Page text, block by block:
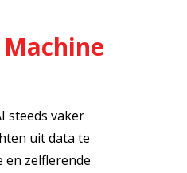
steeds vaker
uit data te
en zelflerende